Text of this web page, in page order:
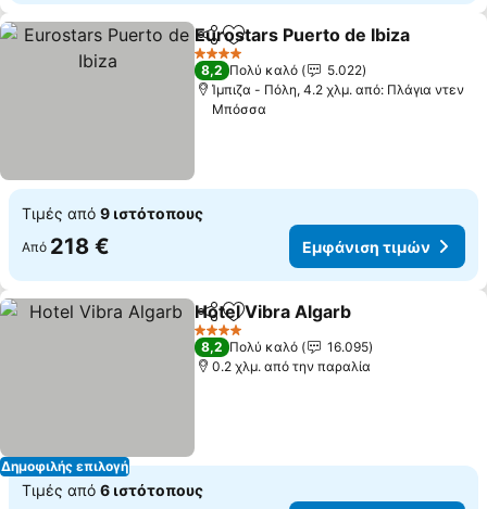
Κοινοποίηση
Προσθήκη στα αγαπημένα
Eurostars Puerto de Ibiza
4 Αστέρια
8,2 Πολύ καλό
5.022
Ίμπιζα - Πόλη, 4.2 χλμ. από: Πλάγια ντεν
Μπόσσα
Τιμές από 9 ιστότοπους
Από 218 € Εμφάνιση τιμών
Δημοφιλής επιλογή
Κοινοποίηση
Προσθήκη στα αγαπημένα
Hotel Vibra Algarb
4 Αστέρια
8,2 Πολύ καλό
16.095
0.2 χλμ. από την παραλία
Τιμές από 6 ιστότοπους